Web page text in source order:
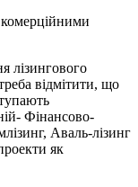
комерційними
лізингового
відмітити, що
Фінансово-
Аваль-лізинг
як